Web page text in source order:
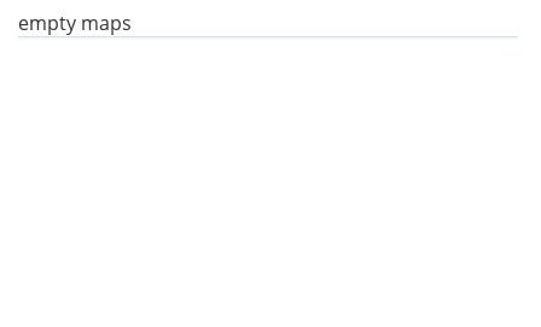
empty maps